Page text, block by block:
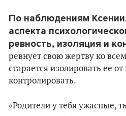
По наблюдениям
аспекта
ревность, изоляция и
ревнует свою жертву ко
старается изолировать ее
контролировать.
«Родители у тебя ужасные,